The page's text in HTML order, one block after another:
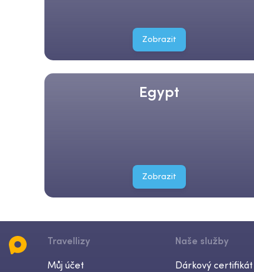
Zobrazit
Egypt
Zobrazit
Travellizy
Můj účet
Naše služby
Dárkový certifikát